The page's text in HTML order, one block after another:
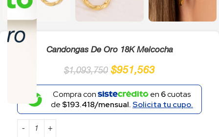
Candongas De Oro 18K Melcocha
$1,093,750 $951,563
Compra con en 6cuotas
de $193.418/mensual.Solicita tu cupo.